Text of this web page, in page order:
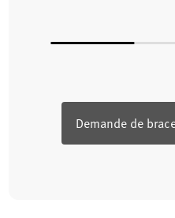
Demande de